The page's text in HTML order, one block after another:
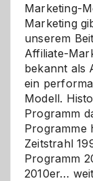
Marketing-
Marketing
unserem
Affiliate-
bekannt als
ein
Modell.
Programm
Programme
Zeitstrahl
Programm
2010er…